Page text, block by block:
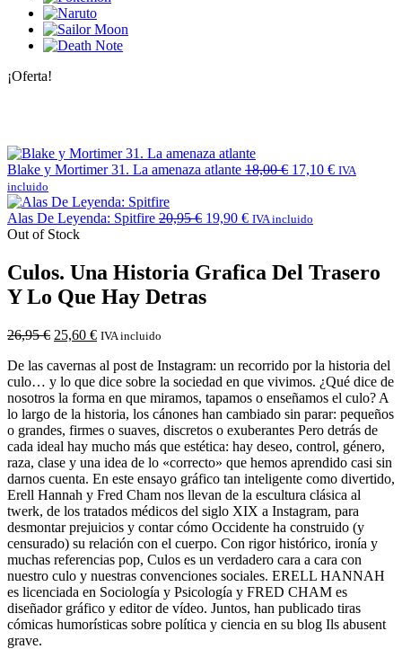
¡Oferta!
Blake y Mortimer 31. La amenaza atlante 18,00€ 17,10 € IVA
incluido
Alas De Leyenda: Spitfire 20,95€ 19,90 € IVA incluido
Out of Stock
Culos. Una Historia Grafica Del Trasero
Y Lo Que Hay Detras
26,95€ 25,60 € IVA incluido
De las cavernas al post de Instagram: un recorrido por la historia del
culo… y lo que dice sobre la sociedad en que vivimos. ¿Qué dice de
nosotros la forma en que miramos, tapamos o enseñamos el culo? A
lo largo de la historia, los cánones han cambiado sin parar: pequeños
o grandes, firmes o suaves, discretos o exuberantes Pero detrás de
cada ideal hay mucho más que estética: hay deseo, control, género,
raza, clase y una idea de lo «correcto» que hemos aprendido casi sin
darnos cuenta. En este ensayo gráfico tan inteligente como divertido,
Erell Hannah y Fred Cham nos llevan de la escultura clásica al
twerk, de los tratados médicos del siglo XIX a Instagram, para
desmontar prejuicios y contar cómo Occidente ha construido (y
censurado) su relación con el cuerpo. Con rigor histórico, ironía y
muchas referencias pop, Culos es un verdadero cara a cara con
nuestro culo y nuestras convenciones sociales. ERELL HANNAH
es licenciada en Sociología y Psicología y FRED CHAM es
diseñador gráfico y editor de vídeo. Juntos, han publicado tiras
cómicas humorísticas sobre política y ciencia en su blog Ils abusent
grave.